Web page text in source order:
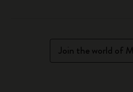
Join the world of